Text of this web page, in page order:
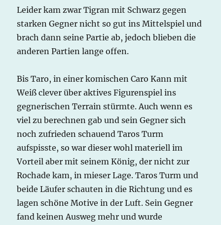
Leider kam zwar Tigran mit Schwarz gegen
starken Gegner nicht so gut ins Mittelspiel und
brach dann seine Partie ab, jedoch blieben die
anderen Partien lange offen.
Bis Taro, in einer komischen Caro Kann mit
Weiß clever über aktives Figurenspiel ins
gegnerischen Terrain stürmte. Auch wenn es
viel zu berechnen gab und sein Gegner sich
noch zufrieden schauend Taros Turm
aufspisste, so war dieser wohl materiell im
Vorteil aber mit seinem König, der nicht zur
Rochade kam, in mieser Lage. Taros Turm und
beide Läufer schauten in die Richtung und es
lagen schöne Motive in der Luft. Sein Gegner
fand keinen Ausweg mehr und wurde